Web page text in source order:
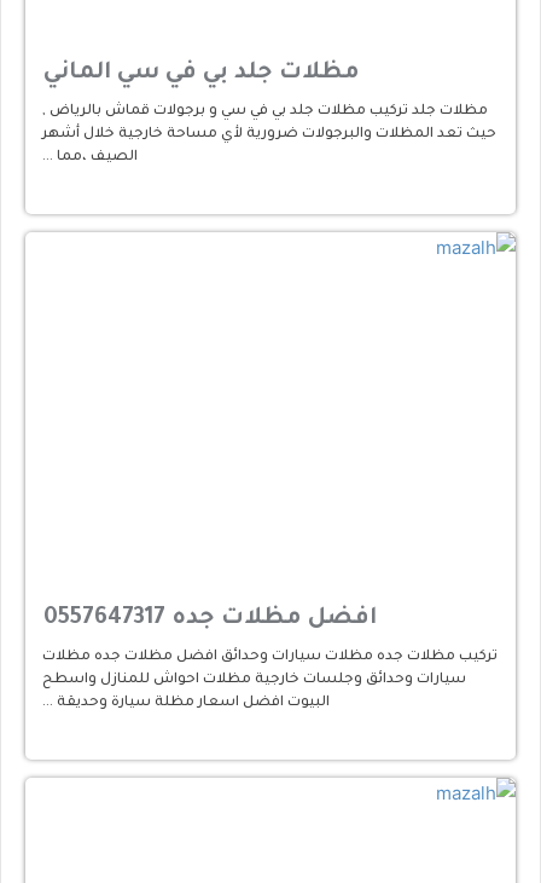
مظلات جلد بي في سي الماني
مظلات جلد تركيب مظلات جلد بي في سي و برجولات قماش بالرياض ,
حيث تعد المظلات والبرجولات ضرورية لأي مساحة خارجية خلال أشهر
الصيف ،مما …
افضل مظلات جده 0557647317
تركيب مظلات جده مظلات سيارات وحدائق افضل مظلات جده مظلات
سيارات وحدائق وجلسات خارجية مظلات احواش للمنازل واسطح
البيوت افضل اسعار مظلة سيارة وحديقة …